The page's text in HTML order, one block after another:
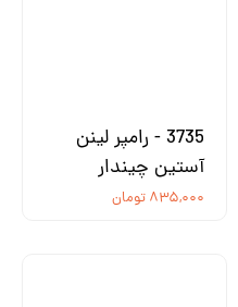
3735 - رامپر لینن
آستین چیندار
۸۳۵,۰۰۰ تومان